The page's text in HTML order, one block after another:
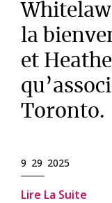
la
et
Toronto.
9 29 2025
Lire La Suite